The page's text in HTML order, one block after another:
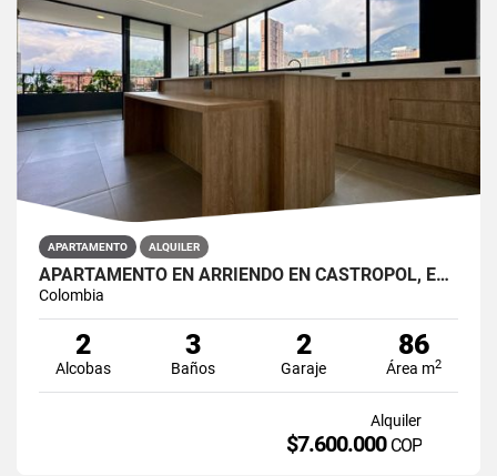
APARTAMENTO ALQUILER
APARTAMENTO EN ARRIENDO EN CASTROPOL, EL POBLADO.
Colombia
2
Alcobas
3
Baños
2
Garaje
86
Área m2
Alquiler
$7.600.000 COP